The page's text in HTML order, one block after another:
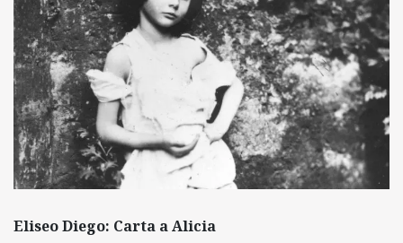
Eliseo Diego: Carta a Alicia